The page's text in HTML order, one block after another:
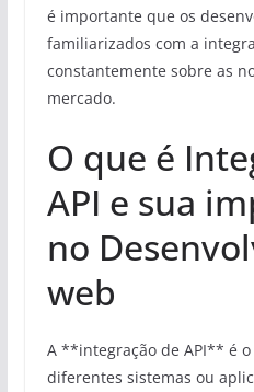
é importante que os
familiarizados com a
constantemente sobre as
mercado.
O que é
API e sua
no
web
A **integração de API** é
diferentes sistemas ou